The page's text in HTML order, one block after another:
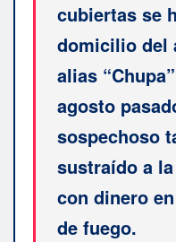
cubiertas se
domicilio del
alias
agosto
sospechoso
sustraído a
con dinero
de fuego.